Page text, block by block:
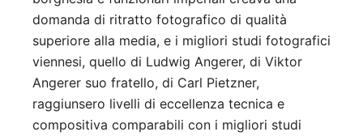
domanda di ritratto fotografico di qualità
superiore alla media, e i migliori studi fotografici
viennesi, quello di Ludwig Angerer, di Viktor
Angerer suo fratello, di Carl Pietzner,
raggiunsero livelli di eccellenza tecnica e
compositiva comparabili con i migliori studi